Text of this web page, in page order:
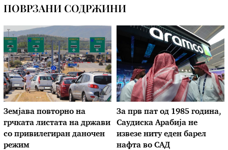
ПОВРЗАНИ СОДРЖИНИ
Земјава повторно на
грчката листата на држави
со привилегиран даночен
режим
За прв пат од 1985 година,
Саудиска Арабија не
извезе ниту еден барел
нафта во САД